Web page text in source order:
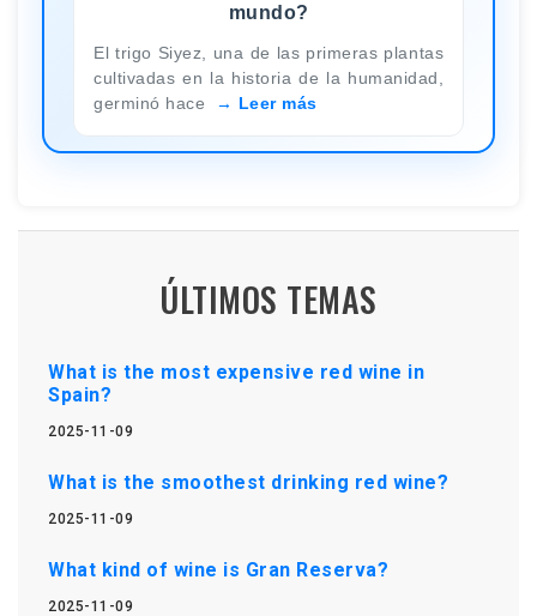
mundo?
El trigo Siyez, una de las primeras plantas
cultivadas en la historia de la humanidad,
germinó hace
Leer más
ÚLTIMOS TEMAS
What is the most expensive red wine in
Spain?
2025-11-09
What is the smoothest drinking red wine?
2025-11-09
What kind of wine is Gran Reserva?
2025-11-09